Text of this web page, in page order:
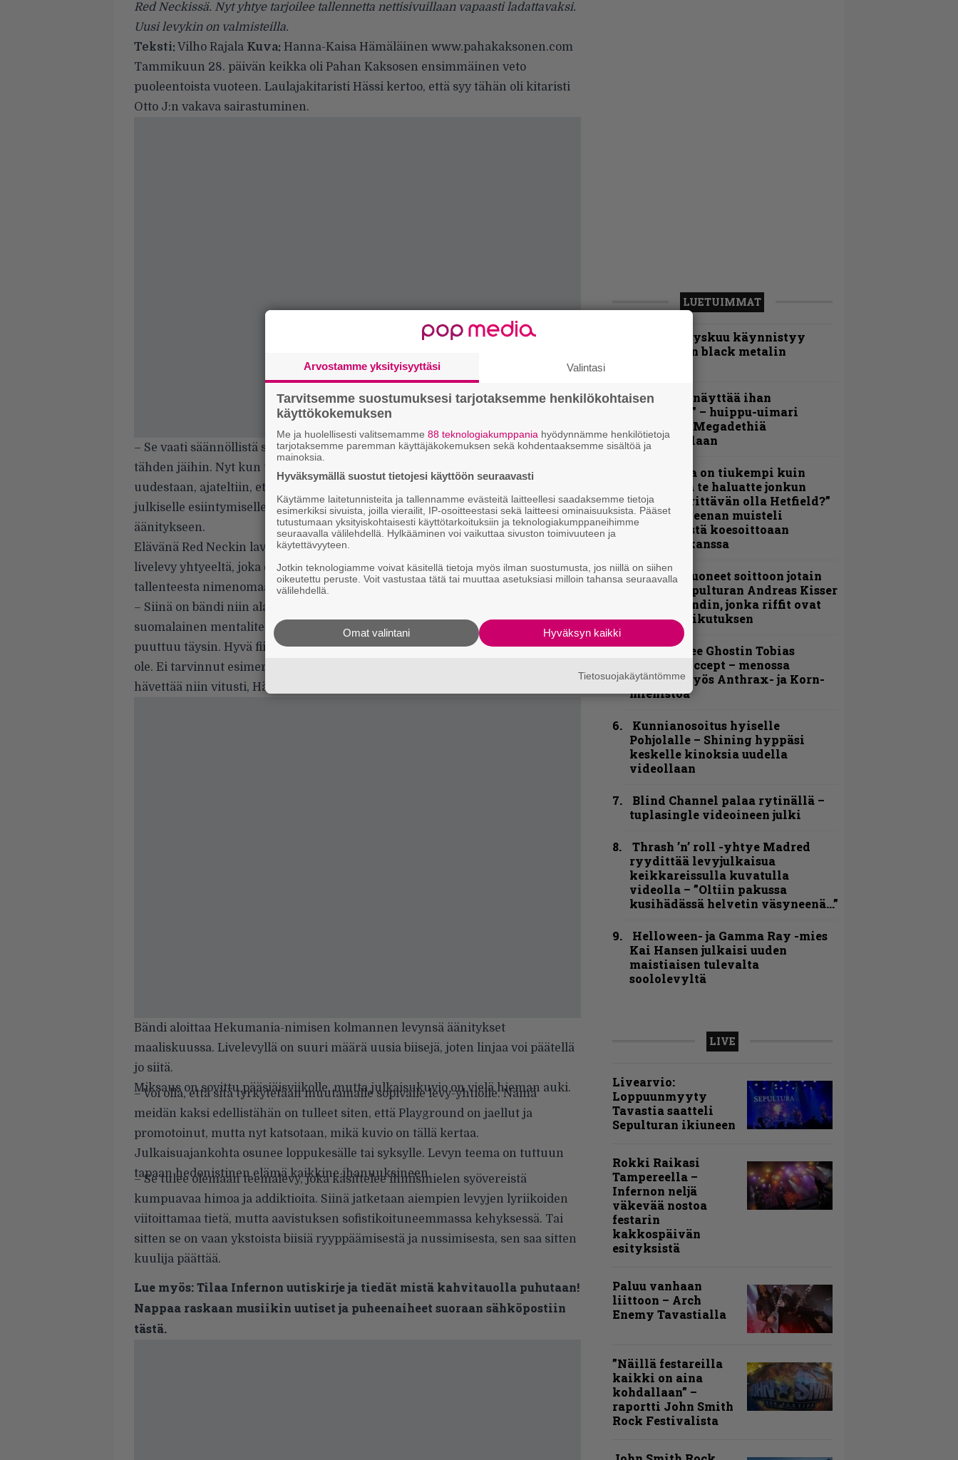
Red Neckissä. Nyt yhtye tarjoilee tallennetta nettisivuillaan vapaasti ladattavaksi.
Uusi levykin on valmisteilla.
Teksti: Vilho Rajala Kuva: Hanna-Kaisa Hämäläinen www.pahakaksonen.com
Tammikuun 28. päivän keikka oli Pahan Kaksosen ensimmäinen veto
puoleentoista vuoteen. Laulajakitaristi Hässi kertoo, että syy tähän oli kitaristi
Otto J:n vakava sairastuminen.
– Se vaati säännöllistä sairaalahoitoa, ja me jouduttiin laittamaan toiminta sen
tähden jäihin. Nyt kun terveys on palannut ja alettiin viritellä toimintaa
uudestaan, ajateltiin, että tällä tavalla voisi nostaa rimaa ensimmäiselle
julkiselle esiintymiselle tauon jälkeen, Hässi sanoo viitaten paluukeikan
äänitykseen.
Elävänä Red Neckin lavalla 28.1.2011on rouhea, rehellinen ja silottelematon
livelevy yhtyeeltä, joka esittää tanakkaa rockia kotikielellä. Bändi halusi tehdä
tallenteesta nimenomaan rehellisen.
– Siinä on bändi niin alastomana kuin mahdollista. Tämä nykyinen
suomalainen mentaliteetti, että kaikki hinkataan radiosoittoon sopivaksi
puuttuu täysin. Hyvä fiilis siitä jäi, ei siellä mitään kauheita kardinaalimokia
ole. Ei tarvinnut esimerkiksi aloittaa yhtään biisiä uudestaan sen takia, kun
hävettää niin vitusti, Hässi luonnehtii.
Bändi aloittaa Hekumania-nimisen kolmannen levynsä äänitykset
maaliskuussa. Livelevyllä on suuri määrä uusia biisejä, joten linjaa voi päätellä
jo siitä.
Miksaus on sovittu pääsiäisviikolle, mutta julkaisukuvio on vielä hieman auki.
– Voi olla, että sitä tyrkytetään muutamalle sopivalle levy-yhtiölle. Nämä
meidän kaksi edellistähän on tulleet siten, että Playground on jaellut ja
promotoinut, mutta nyt katsotaan, mikä kuvio on tällä kertaa.
Julkaisuajankohta osunee loppukesälle tai syksylle. Levyn teema on tuttuun
tapaan hedonistinen elämä kaikkine ihanuuksineen.
– Se tulee olemaan teemalevy, joka käsittelee ihmismielen syövereistä
kumpuavaa himoa ja addiktioita. Siinä jatketaan aiempien levyjen lyriikoiden
viitoittamaa tietä, mutta aavistuksen sofistikoituneemmassa kehyksessä. Tai
sitten se on vaan ykstoista biisiä ryyppäämisestä ja nussimisesta, sen saa sitten
kuulija päättää.
Lue myös:Tilaa Infernon uutiskirje ja tiedät mistä kahvitauolla puhutaan!
Nappaa raskaan musiikin uutiset ja puheenaiheet suoraan sähköpostiin
tästä.
LUETUIMMAT
Espoon syyskuu käynnistyy
kotimaisen black metalin
”Mitalini näyttää ihan
plektralta” – huippu-uimari
jamittelee Megadethiä
palkinnollaan
”Metallica on tiukempi kuin
koskaan ja te haluatte jonkun
nulikan yrittävän olla Hetfield?”
– Pepper Keenan muisteli
ensimmäistä koesoittoaan
hevijätin kanssa
”He ovat tuoneet soittoon jotain
uutta” – Sepulturan Andreas Kisser
nimeää bändin, jonka riffit ovat
tehneet vaikutuksen
Näin lähtee Ghostin Tobias
Forgelta Accept – menossa
mukana myös Anthrax- ja Korn-
miehistöä
Kunnianosoitus hyiselle
Pohjolalle – Shining hyppäsi
keskelle kinoksia uudella
videollaan
Blind Channel palaa rytinällä –
tuplasingle videoineen julki
Thrash ’n’ roll -yhtye Madred
ryydittää levyjulkaisua
keikkareissulla kuvatulla
videolla – ”Oltiin pakussa
kusihädässä helvetin väsyneenä…”
Helloween- ja Gamma Ray -mies
Kai Hansen julkaisi uuden
maistiaisen tulevalta
soololevyltä
LIVE
Livearvio:
Loppuunmyyty
Tavastia saatteli
Sepulturan ikiuneen
Rokki Raikasi
Tampereella –
Infernon neljä
väkevää nostoa
festarin
kakkospäivän
esityksistä
Paluu vanhaan
liittoon – Arch
Enemy Tavastialla
”Näillä festareilla
kaikki on aina
kohdallaan” –
raportti John Smith
Rock Festivalista
Arvostamme yksityisyyttäsi Valintasi
Tarvitsemme suostumuksesi tarjotaksemme henkilökohtaisen
käyttökokemuksen
Me ja huolellisesti valitsemamme 88 teknologiakumppania hyödynnämme henkilötietoja
tarjotaksemme paremman käyttäjäkokemuksen sekä kohdentaaksemme sisältöä ja
mainoksia.
Hyväksymällä suostut tietojesi käyttöön seuraavasti
Käytämme laitetunnisteita ja tallennamme evästeitä laitteellesi saadaksemme tietoja
esimerkiksi sivuista, joilla vierailit, IP-osoitteestasi sekä laitteesi ominaisuuksista. Pääset
tutustumaan yksityiskohtaisesti käyttötarkoituksiin ja teknologiakumppaneihimme
seuraavalla välilehdellä. Hylkääminen voi vaikuttaa sivuston toimivuuteen ja
käytettävyyteen.
Jotkin teknologiamme voivat käsitellä tietoja myös ilman suostumusta, jos niillä on siihen
oikeutettu peruste. Voit vastustaa tätä tai muuttaa asetuksiasi milloin tahansa seuraavalla
välilehdellä.
Hyväksyn kaikki
Omat valintani
Tietosuojakäytäntömme